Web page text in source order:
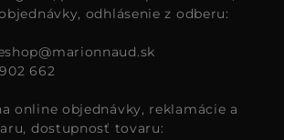
odhlásenie z odberu:
662
online objednávky, reklamácie a
dostupnosť tovaru: